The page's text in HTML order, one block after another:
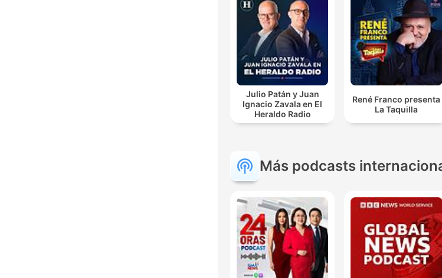
Julio Patán y Juan
Ignacio Zavala en El
Heraldo Radio
René Franco presenta
La Taquilla
Más podcasts